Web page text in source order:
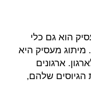
הוא גם כלי
מיתוג מעסיק היא
ארגונים
הגיוסים שלהם,